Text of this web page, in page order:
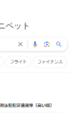
ペット